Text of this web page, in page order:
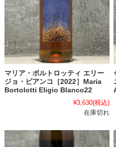
マリア・ボルトロッティ エリー
ジョ・ビアンコ［2022］Maria
Bortolotti Eligio Blanco22
¥3,630(税込)
在庫切れ